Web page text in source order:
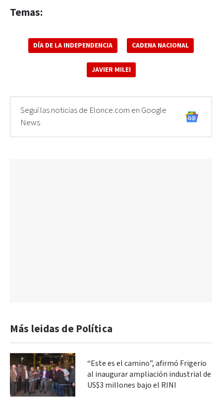
Temas:
DÍA DE LA INDEPENDENCIA CADENA NACIONAL
JAVIER MILEI
Seguí las noticias de Elonce.com en Google
News
Más leidas de Política
“Este es el camino”, afirmó Frigerio
al inaugurar ampliación industrial de
US$3 millones bajo el RINI